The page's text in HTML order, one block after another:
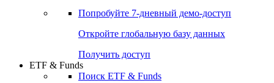
Получить доступ
Поиск кредитов
Попробуйте7-дневный
Откройте глобальную базу данных